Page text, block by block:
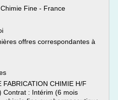
Fine - France
offres correspondantes à
CHIMIE H/F
Contrat : Intérim (6 mois